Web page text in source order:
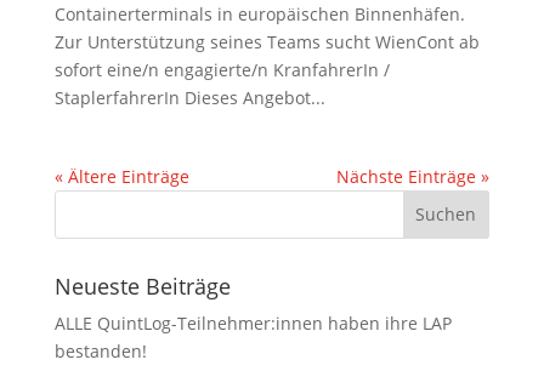
Containerterminals in europäischen Binnenhäfen.
Zur Unterstützung seines Teams sucht WienCont ab
sofort eine/n engagierte/n KranfahrerIn /
StaplerfahrerIn Dieses Angebot...
« Ältere Einträge Nächste Einträge »
Neueste Beiträge
ALLE QuintLog-Teilnehmer:innen haben ihre LAP
bestanden!